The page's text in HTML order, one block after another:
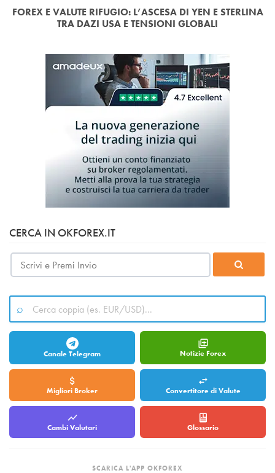
FOREX E VALUTE RIFUGIO: L’ASCESA DI YEN E STERLINA
TRA DAZI USA E TENSIONI GLOBALI
CERCA IN OKFOREX.IT
Canale Telegram Notizie Forex
Migliori Broker Convertitore di Valute
Cambi Valutari Glossario
SCARICA L'APP OKFOREX